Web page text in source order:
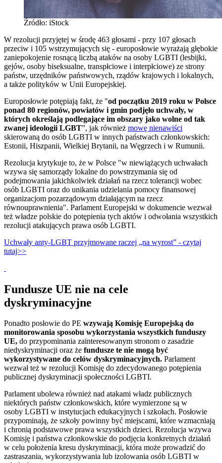
Źródło: iStock
W rezolucji przyjętej w środę 463 głosami - przy 107 głosach
przeciw i 105 wstrzymujących się - europosłowie wyrażają głębokie
zaniepokojenie rosnącą liczbą ataków na osoby LGBTI (lesbijki,
gejów, osoby biseksualne, transpłciowe i interpłciowe) ze strony
państw, urzędników państwowych, rządów krajowych i lokalnych,
a także polityków w Unii Europejskiej.
Europosłowie potępiają fakt, że "od początku 2019 roku w Polsce
ponad 80 regionów, powiatów i gmin podjęło uchwały, w
których określają podlegające im obszary jako wolne od tak
zwanej ideologii LGBT”, jak również mowę nienawiści
skierowaną do osób LGBTI w innych państwach członkowskich:
Estonii, Hiszpanii, Wielkiej Brytanii, na Węgrzech i w Rumunii.
Rezolucja krytykuje to, że w Polsce "w niewiążących uchwałach
wzywa się samorządy lokalne do powstrzymania się od
podejmowania jakichkolwiek działań na rzecz tolerancji wobec
osób LGBTI oraz do unikania udzielania pomocy finansowej
organizacjom pozarządowym działającym na rzecz
równouprawnienia". Parlament Europejski w dokumencie wezwał
też władze polskie do potępienia tych aktów i odwołania wszystkich
rezolucji atakujących prawa osób LGBTI.
Uchwały anty-LGBT przyjmowane raczej „na wyrost” - czytaj
tutaj>>
Fundusze UE nie na cele
dyskryminacyjne
Ponadto posłowie do PE wzywają Komisję Europejską do
monitorowania sposobu wykorzystania wszystkich funduszy
UE, do przypominania zainteresowanym stronom o zasadzie
niedyskryminacji oraz że fundusze te nie mogą być
wykorzystywane do celów dyskryminacyjnych. Parlament
wezwał też w rezolucji Komisję do zdecydowanego potępienia
publicznej dyskryminacji społeczności LGBTI.
Parlament ubolewa również nad atakami władz publicznych
niektórych państw członkowskich, które wymierzone są w
osoby LGBTI w instytucjach edukacyjnych i szkołach. Posłowie
przypominają, że szkoły powinny być miejscami, które wzmacniają
i chronią podstawowe prawa wszystkich dzieci. Rezolucja wzywa
Komisję i państwa członkowskie do podjęcia konkretnych działań
w celu położenia kresu dyskryminacji, która może prowadzić do
zastraszania, wykorzystywania lub izolowania osób LGBTI w